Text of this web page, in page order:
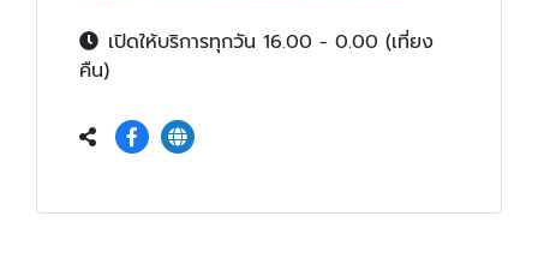
เปิดให้บริการทุกวัน 16.00 - 0.00 (เที่ยง
คืน)